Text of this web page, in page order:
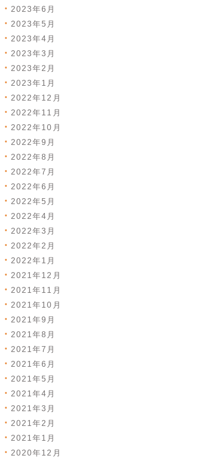
2023年6月
2023年5月
2023年4月
2023年3月
2023年2月
2023年1月
2022年12月
2022年11月
2022年10月
2022年9月
2022年8月
2022年7月
2022年6月
2022年5月
2022年4月
2022年3月
2022年2月
2022年1月
2021年12月
2021年11月
2021年10月
2021年9月
2021年8月
2021年7月
2021年6月
2021年5月
2021年4月
2021年3月
2021年2月
2021年1月
2020年12月